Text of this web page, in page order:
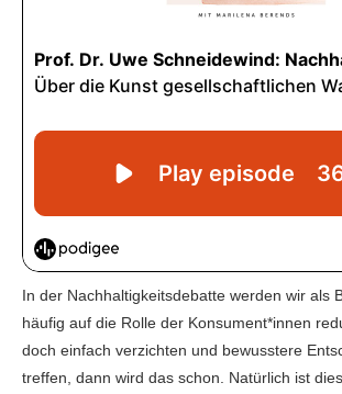
In der Nachhaltigkeitsdebatte werden wir als
häufig auf die Rolle der Konsument*innen
doch einfach verzichten und bewusstere
treffen, dann wird das schon. Natürlich ist